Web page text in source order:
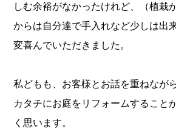
しむ余裕がなかったけれど、（植栽
からは自分達で手入れなど少しは出
変喜んでいただきました。
私どもも、お客様とお話を重ねなが
カタチにお庭をリフォームすること
く思います。